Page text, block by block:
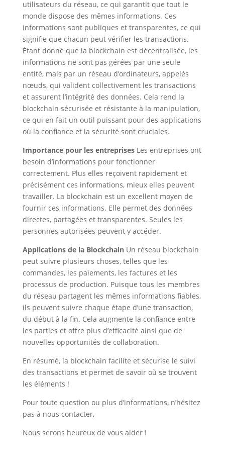
utilisateurs du réseau, ce qui garantit que tout le
monde dispose des mêmes informations. Ces
informations sont publiques et transparentes, ce qui
signifie que chacun peut vérifier les transactions.
Étant donné que la blockchain est décentralisée, les
informations ne sont pas gérées par une seule
entité, mais par un réseau d’ordinateurs, appelés
nœuds, qui valident collectivement les transactions
et assurent l’intégrité des données. Cela rend la
blockchain sécurisée et résistante à la manipulation,
ce qui en fait un outil puissant pour des applications
où la confiance et la sécurité sont cruciales.
Importance pour les entreprisesLes entreprises ont
besoin d’informations pour fonctionner
correctement. Plus elles reçoivent rapidement et
précisément ces informations, mieux elles peuvent
travailler. La blockchain est un excellent moyen de
fournir ces informations. Elle permet des données
directes, partagées et transparentes. Seules les
personnes autorisées peuvent y accéder.
Applications de la BlockchainUn réseau blockchain
peut suivre plusieurs choses, telles que les
commandes, les paiements, les factures et les
processus de production. Puisque tous les membres
du réseau partagent les mêmes informations fiables,
ils peuvent suivre chaque étape d’une transaction,
du début à la fin. Cela augmente la confiance entre
les parties et offre plus d’efficacité ainsi que de
nouvelles opportunités de collaboration.
En résumé, la blockchain facilite et sécurise le suivi
des transactions et permet de savoir où se trouvent
les éléments !
Pour toute question ou plus d’informations, n’hésitez
pas à nous contacter,
Nous serons heureux de vous aider !